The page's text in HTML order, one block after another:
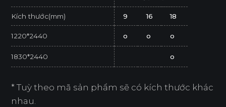
Kích thước(mm) 9 16 18
1220*2440 o o o
1830*2440 o
* Tuỳ theo mã sản phẩm sẽ có kích thước khác
nhau.